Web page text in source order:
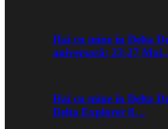
Hai cu mine în Delta
aniversară: 23-27
Hai cu mine în Delta
Delta Explorer 8…